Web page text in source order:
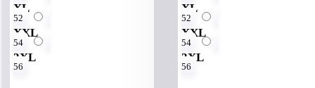
XL
52
XXL
54
3XL
56
XL
52
XXL
54
3XL
56